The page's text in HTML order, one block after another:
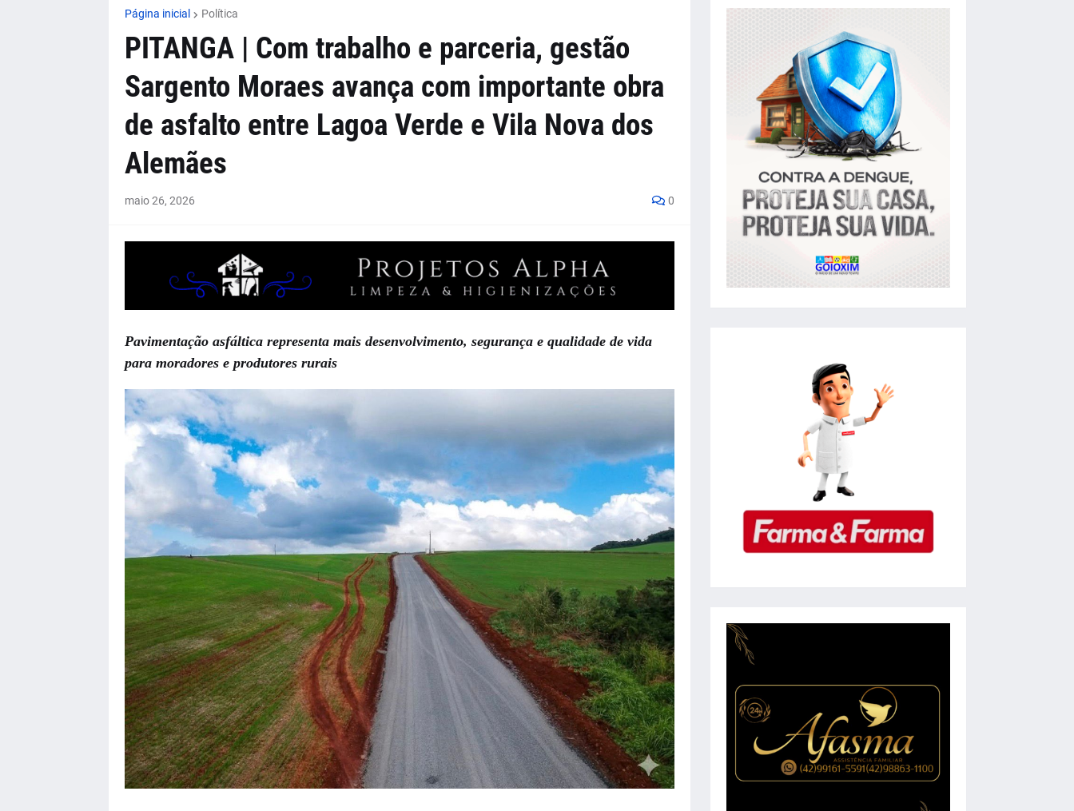
Página inicial Política
PITANGA | Com trabalho e parceria, gestão
Sargento Moraes avança com importante obra
de asfalto entre Lagoa Verde e Vila Nova dos
Alemães
maio 26, 2026 0
Pavimentação asfáltica representa mais desenvolvimento, segurança e qualidade de vida
para moradores e produtores rurais